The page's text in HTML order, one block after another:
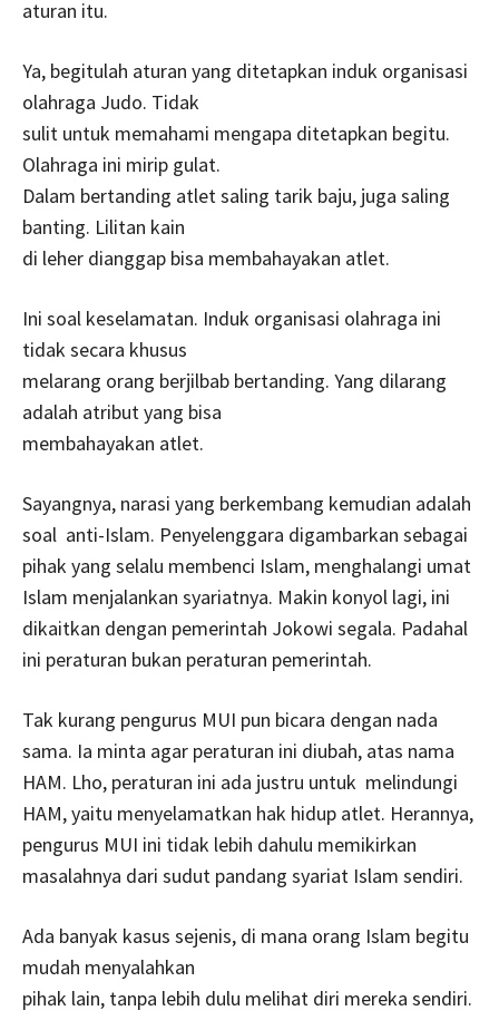
aturan itu.
Ya, begitulah aturan yang ditetapkan induk organisasi
olahraga Judo. Tidak
sulit untuk memahami mengapa ditetapkan begitu.
Olahraga ini mirip gulat.
Dalam bertanding atlet saling tarik baju, juga saling
banting. Lilitan kain
di leher dianggap bisa membahayakan atlet.
Ini soal keselamatan. Induk organisasi olahraga ini
tidak secara khusus
melarang orang berjilbab bertanding. Yang dilarang
adalah atribut yang bisa
membahayakan atlet.
Sayangnya, narasi yang berkembang kemudian adalah
soal anti-Islam. Penyelenggara digambarkan sebagai
pihak yang selalu membenci Islam, menghalangi umat
Islam menjalankan syariatnya. Makin konyol lagi, ini
dikaitkan dengan pemerintah Jokowi segala. Padahal
ini peraturan bukan peraturan pemerintah.
Tak kurang pengurus MUI pun bicara dengan nada
sama. Ia minta agar peraturan ini diubah, atas nama
HAM. Lho, peraturan ini ada justru untuk melindungi
HAM, yaitu menyelamatkan hak hidup atlet. Herannya,
pengurus MUI ini tidak lebih dahulu memikirkan
masalahnya dari sudut pandang syariat Islam sendiri.
Ada banyak kasus sejenis, di mana orang Islam begitu
mudah menyalahkan
pihak lain, tanpa lebih dulu melihat diri mereka sendiri.